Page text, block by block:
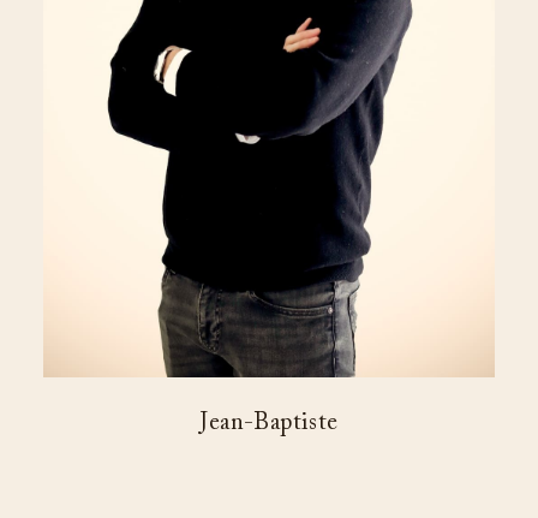
Jean-Baptiste